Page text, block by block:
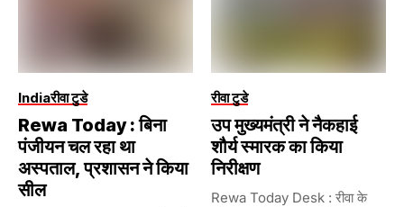
Indiaरीवा टुडे
Rewa Today : बिना
पंजीयन चल रहा था
अस्पताल, प्रशासन ने किया
सील
रीवा टुडे
उप मुख्यमंत्री ने नैकहाई
शौर्य स्मारक का किया
निरीक्षण
Rewa Today Desk : रीवा के